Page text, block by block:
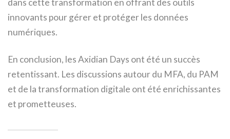
dans cette transformation en offrant des outils
innovants pour gérer et protéger les données
numériques.
En conclusion, les Axidian Days ont été un succès
retentissant. Les discussions autour du MFA, du PAM
et de la transformation digitale ont été enrichissantes
et prometteuses.